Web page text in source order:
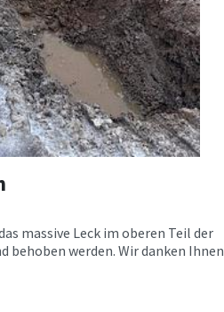
massive Leck im oberen Teil der
behoben werden. Wir danken Ihnen